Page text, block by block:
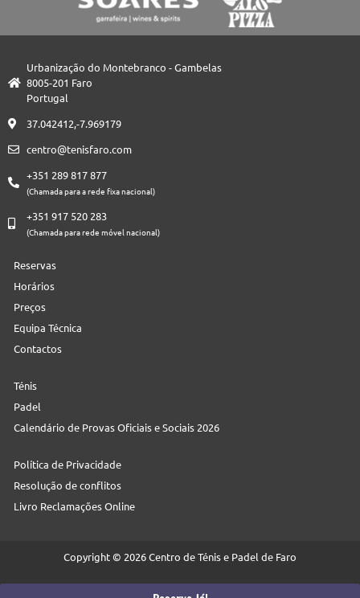
Urbanização do Montebranco - Gambelas
8005-201 Faro
Portugal
37.042412,-7.969179
centro@tenisfaro.com
+351 289 817 877
(Chamada para a rede fixa nacional)
+351 917 520 283
(Chamada para rede móvel nacional)
Reservas
Horários
Preços
Equipa Técnica
Contactos
Ténis
Padel
Calendário de Provas Oficiais e Sociais 2026
Política de Privacidade
Resolução de conflitos
Livro Reclamações Online
Copyright © 2026 Centro de Ténis e Padel de Faro
Web:Neteuro